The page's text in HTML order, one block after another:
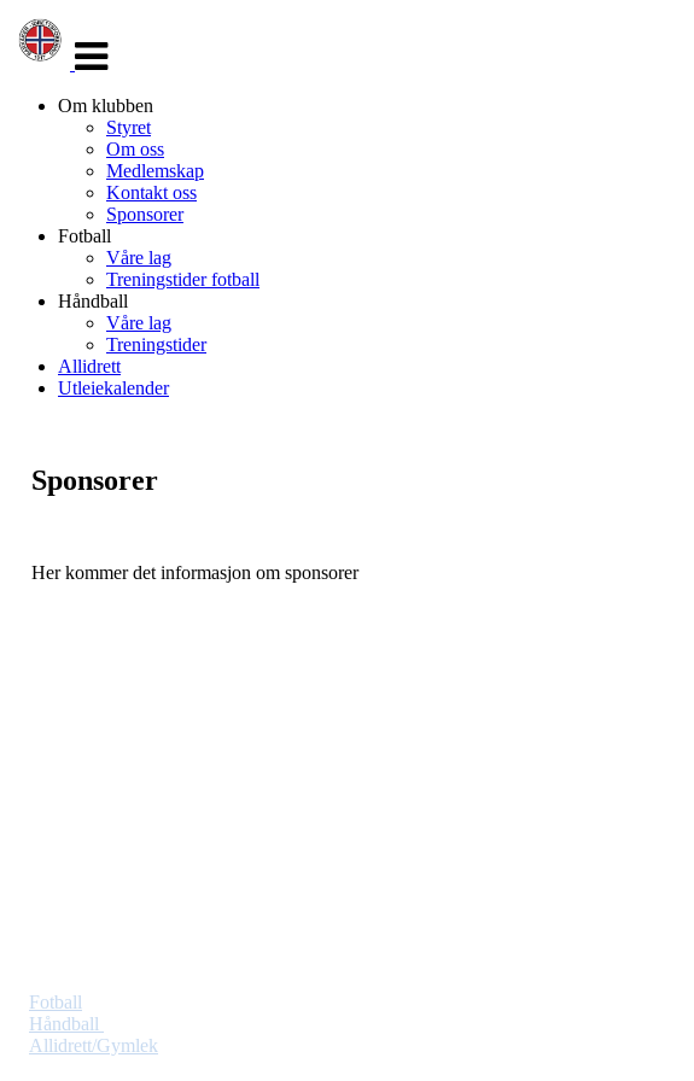
navigasjon
Om klubben
Styret
Om oss
Medlemskap
Kontakt oss
Sponsorer
Fotball
Våre lag
Treningstider fotball
Håndball
Våre lag
Treningstider
Allidrett
Utleiekalender
Sponsorer
Her kommer det informasjon om sponsorer
Fotball
Håndball
Allidrett/Gymlek